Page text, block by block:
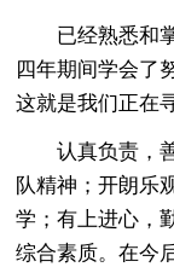
已经熟悉和掌
四年期间学会了
这就是我们正在
认真负责，善
队精神；开朗乐
学；有上进心，
综合素质。在今